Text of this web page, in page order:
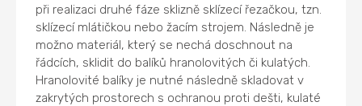
při realizaci druhé fáze sklizně sklízecí řezačkou, tzn.
sklízecí mlátičkou nebo žacím strojem. Následně je
možno materiál, který se nechá doschnout na
řádcích, sklidit do balíků hranolovitých či kulatých.
Hranolovité balíky je nutné následně skladovat v
zakrytých prostorech s ochranou proti dešti, kulaté